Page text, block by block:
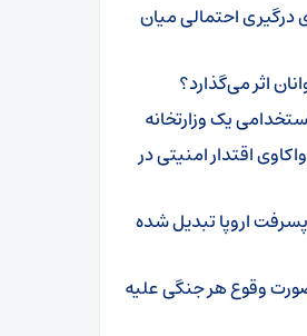
درگیری احتمالی میان
اثر می‌گذارد؟
یک وزارتخانه
اقتدار امنیتی در
پسرفت اروپا تبدیل شده
وقوع هر جنگی علیه